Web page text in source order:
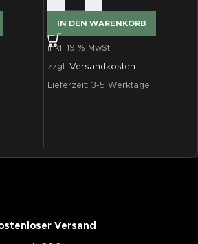
IN DEN WARENKORB
inkl. 19 % MwSt.
zzgl. Versandkosten
Lieferzeit: 3-5 Werktage
Versand